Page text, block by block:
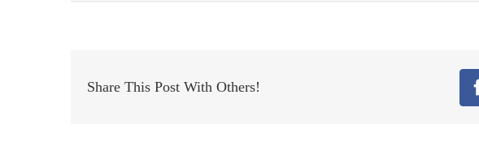
Share This Post With Others!